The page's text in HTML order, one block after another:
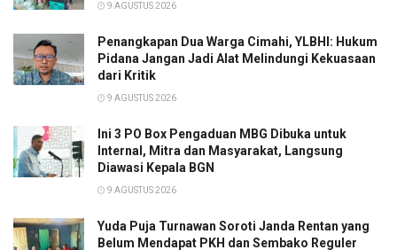
9 AGUSTUS 2026
Penangkapan Dua Warga Cimahi, YLBHI: Hukum
Pidana Jangan Jadi Alat Melindungi Kekuasaan
dari Kritik
9 AGUSTUS 2026
Ini 3 PO Box Pengaduan MBG Dibuka untuk
Internal, Mitra dan Masyarakat, Langsung
Diawasi Kepala BGN
9 AGUSTUS 2026
Yuda Puja Turnawan Soroti Janda Rentan yang
Belum Mendapat PKH dan Sembako Reguler